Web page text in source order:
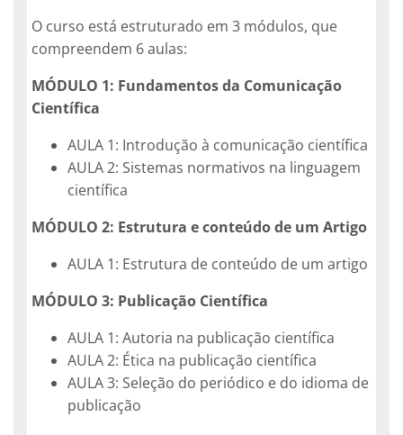
O curso está estruturado em 3 módulos, que
compreendem 6 aulas:
MÓDULO 1: Fundamentos da Comunicação
Científica
AULA 1: Introdução à comunicação científica
AULA 2: Sistemas normativos na linguagem
científica
MÓDULO 2: Estrutura e conteúdo de um Artigo
AULA 1: Estrutura de conteúdo de um artigo
MÓDULO 3: Publicação Científica
AULA 1: Autoria na publicação científica
AULA 2: Ética na publicação científica
AULA 3: Seleção do periódico e do idioma de
publicação